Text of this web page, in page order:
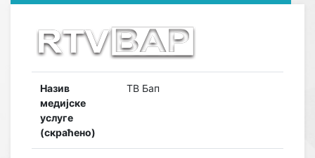
Назив
медијске
услуге
(скраћено)
ТВ Бап